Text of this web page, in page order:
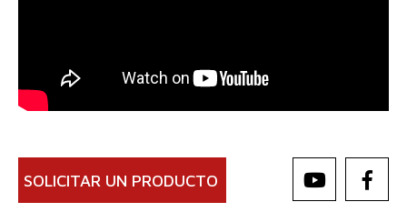
SOLICITAR UN PRODUCTO